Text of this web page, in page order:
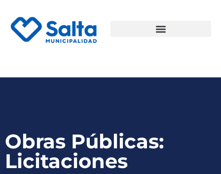
Obras Públicas:
Licitaciones